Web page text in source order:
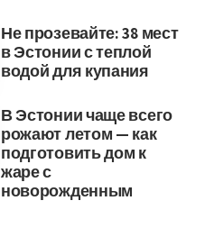
Не прозевайте: 38 мест
в Эстонии с теплой
водой для купания
В Эстонии чаще всего
рожают летом — как
подготовить дом к
жаре с
новорожденным